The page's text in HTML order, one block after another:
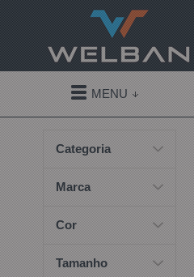
MENU
Categoria
Marca
Cor
Tamanho